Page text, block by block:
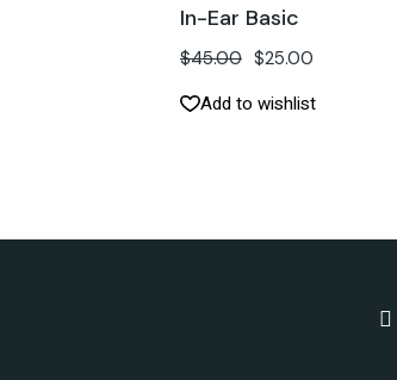
In-Ear Basic
$45.00 $25.00
Add to wishlist